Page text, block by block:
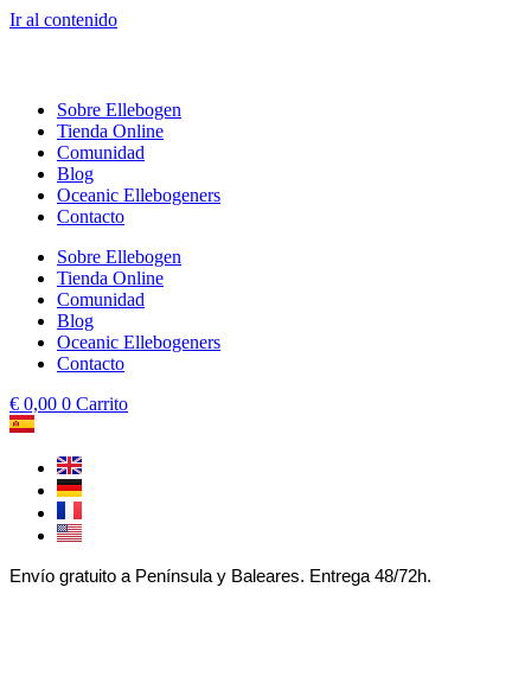
Ir al contenido
Sobre Ellebogen
Tienda Online
Comunidad
Blog
Oceanic Ellebogeners
Contacto
Sobre Ellebogen
Tienda Online
Comunidad
Blog
Oceanic Ellebogeners
Contacto
€ 0,00 0 Carrito
Envío gratuito a Península y Baleares. Entrega 48/72h.